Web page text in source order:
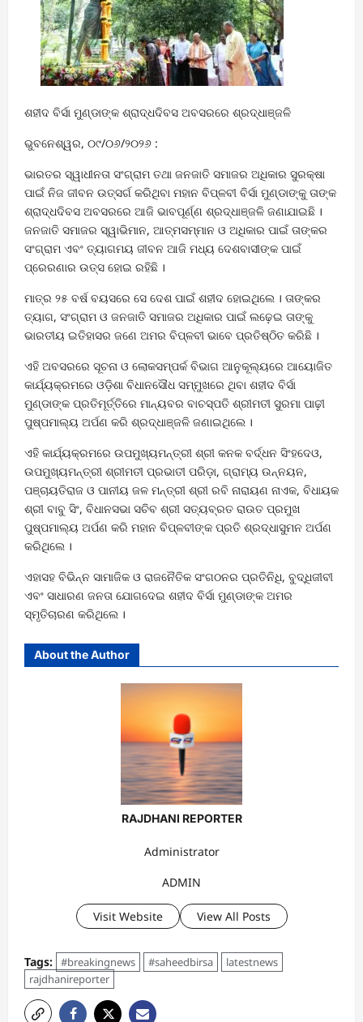
ଶହୀଦ ବିର୍ସା ମୁଣ୍ଡାଙ୍କ ଶ୍ରାଦ୍ଧଦିବସ ଅବସରରେ ଶ୍ରଦ୍ଧାଞ୍ଜଳି
ଭୁବନେଶ୍ୱର, ୦୯/୦୬/୨୦୨୬ :
ଭାରତର ସ୍ୱାଧୀନତା ସଂଗ୍ରାମ ତଥା ଜନଜାତି ସମାଜର ଅଧିକାର ସୁରକ୍ଷା
ପାଇଁ ନିଜ ଜୀବନ ଉତ୍ସର୍ଗ କରିଥିବା ମହାନ ବିପ୍ଳବୀ ବିର୍ସା ମୁଣ୍ଡାଙ୍କୁ ତାଙ୍କ
ଶ୍ରାଦ୍ଧଦିବସ ଅବସରରେ ଆଜି ଭାବପୂର୍ଣ୍ଣ ଶ୍ରଦ୍ଧାଞ୍ଜଳି ଜଣାଯାଇଛି ।
ଜନଜାତି ସମାଜର ସ୍ୱାଭିମାନ, ଆତ୍ମସମ୍ମାନ ଓ ଅଧିକାର ପାଇଁ ତାଙ୍କର
ସଂଗ୍ରାମ ଏବଂ ତ୍ୟାଗମୟ ଜୀବନ ଆଜି ମଧ୍ୟ ଦେଶବାସୀଙ୍କ ପାଇଁ
ପ୍ରେରଣାର ଉତ୍ସ ହୋଇ ରହିଛି ।
ମାତ୍ର ୨୫ ବର୍ଷ ବୟସରେ ସେ ଦେଶ ପାଇଁ ଶହୀଦ ହୋଇଥିଲେ । ତାଙ୍କର
ତ୍ୟାଗ, ସଂଗ୍ରାମ ଓ ଜନଜାତି ସମାଜର ଅଧିକାର ପାଇଁ ଲଢ଼େଇ ତାଙ୍କୁ
ଭାରତୀୟ ଇତିହାସର ଜଣେ ଅମର ବିପ୍ଳବୀ ଭାବେ ପ୍ରତିଷ୍ଠିତ କରିଛି ।
ଏହି ଅବସରରେ ସୂଚନା ଓ ଲୋକସମ୍ପର୍କ ବିଭାଗ ଆନୁକୂଲ୍ୟରେ ଆୟୋଜିତ
କାର୍ଯ୍ୟକ୍ରମରେ ଓଡ଼ିଶା ବିଧାନସୌଧ ସମ୍ମୁଖରେ ଥିବା ଶହୀଦ ବିର୍ସା
ମୁଣ୍ଡାଙ୍କ ପ୍ରତିମୂର୍ତ୍ତିରେ ମାନ୍ୟବର ବାଚସ୍ପତି ଶ୍ରୀମତୀ ସୁରମା ପାଢ଼ୀ
ପୁଷ୍ପମାଲ୍ୟ ଅର୍ପଣ କରି ଶ୍ରଦ୍ଧାଞ୍ଜଳି ଜଣାଇଥିଲେ ।
ଏହି କାର୍ଯ୍ୟକ୍ରମରେ ଉପମୁଖ୍ୟମନ୍ତ୍ରୀ ଶ୍ରୀ କନକ ବର୍ଦ୍ଧନ ସିଂହଦେଓ,
ଉପମୁଖ୍ୟମନ୍ତ୍ରୀ ଶ୍ରୀମତୀ ପ୍ରଭାତୀ ପରିଡ଼ା, ଗ୍ରାମ୍ୟ ଉନ୍ନୟନ,
ପଞ୍ଚାୟତିରାଜ ଓ ପାନୀୟ ଜଳ ମନ୍ତ୍ରୀ ଶ୍ରୀ ରବି ନାରାୟଣ ନାଏକ, ବିଧାୟକ
ଶ୍ରୀ ବାବୁ ସିଂ, ବିଧାନସଭା ସଚିବ ଶ୍ରୀ ସତ୍ୟବ୍ରତ ରାଉତ ପ୍ରମୁଖ
ପୁଷ୍ପମାଲ୍ୟ ଅର୍ପଣ କରି ମହାନ ବିପ୍ଳବୀଙ୍କ ପ୍ରତି ଶ୍ରଦ୍ଧାସୁମନ ଅର୍ପଣ
କରିଥିଲେ ।
ଏହାସହ ବିଭିନ୍ନ ସାମାଜିକ ଓ ରାଜନୈତିକ ସଂଗଠନର ପ୍ରତିନିଧି, ବୁଦ୍ଧିଜୀବୀ
ଏବଂ ସାଧାରଣ ଜନତା ଯୋଗଦେଇ ଶହୀଦ ବିର୍ସା ମୁଣ୍ଡାଙ୍କ ଅମର
ସ୍ମୃତିଚାରଣ କରିଥିଲେ ।
About the Author
RAJDHANI REPORTER
Administrator
ADMIN
Visit Website View All Posts
Tags: #breakingnews #saheedbirsa
latestnews
rajdhanireporter